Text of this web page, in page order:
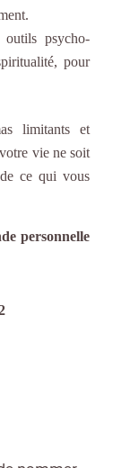
psycho-
pour
limitants et
vie ne soit
ce qui vous
personnelle